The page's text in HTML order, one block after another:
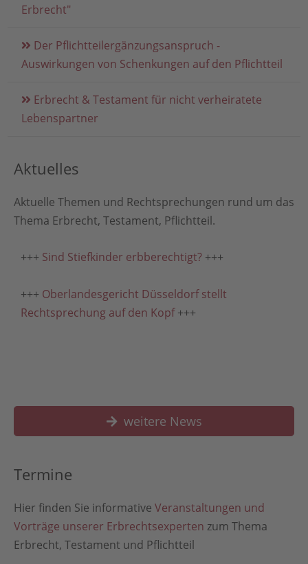
Erbrecht"
Der Pflichtteilergänzungsanspruch -
Auswirkungen von Schenkungen auf den Pflichtteil
Erbrecht & Testament für nicht verheiratete
Lebenspartner
Aktuelles
Aktuelle Themen und Rechtsprechungen rund um das
Thema Erbrecht, Testament, Pflichtteil.
+++ Sind Stiefkinder erbberechtigt?+++
+++ Oberlandesgericht Düsseldorf stellt
Rechtsprechung auf den Kopf+++
weitere News
Termine
Hier finden Sie informative Veranstaltungen und
Vorträge unserer Erbrechtsexperten zum Thema
Erbrecht, Testament und Pflichtteil